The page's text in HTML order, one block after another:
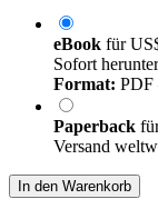
eBook für
Sofort
Format: PDF
Paperback
Versand
In den Warenkorb